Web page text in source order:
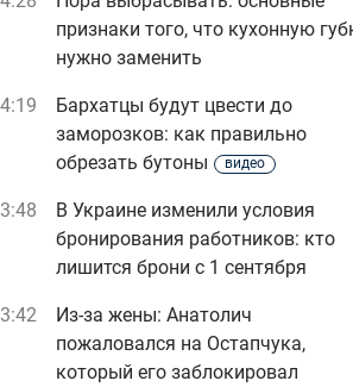
признаки того, что кухонную
нужно заменить
Бархатцы будут цвести до
заморозков: как правильно
обрезать бутоны
видео
В Украине изменили условия
бронирования работников: кто
лишится брони с 1 сентября
Из-за жены: Анатолич
пожаловался на Остапчука,
который его заблокировал